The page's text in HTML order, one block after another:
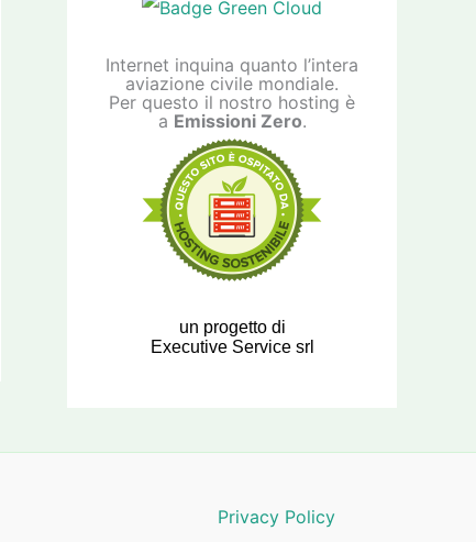
Internet inquina quanto l’intera
aviazione civile mondiale.
Per questo il nostro hosting è
a Emissioni Zero.
un progetto di
Executive Service srl
Privacy Policy